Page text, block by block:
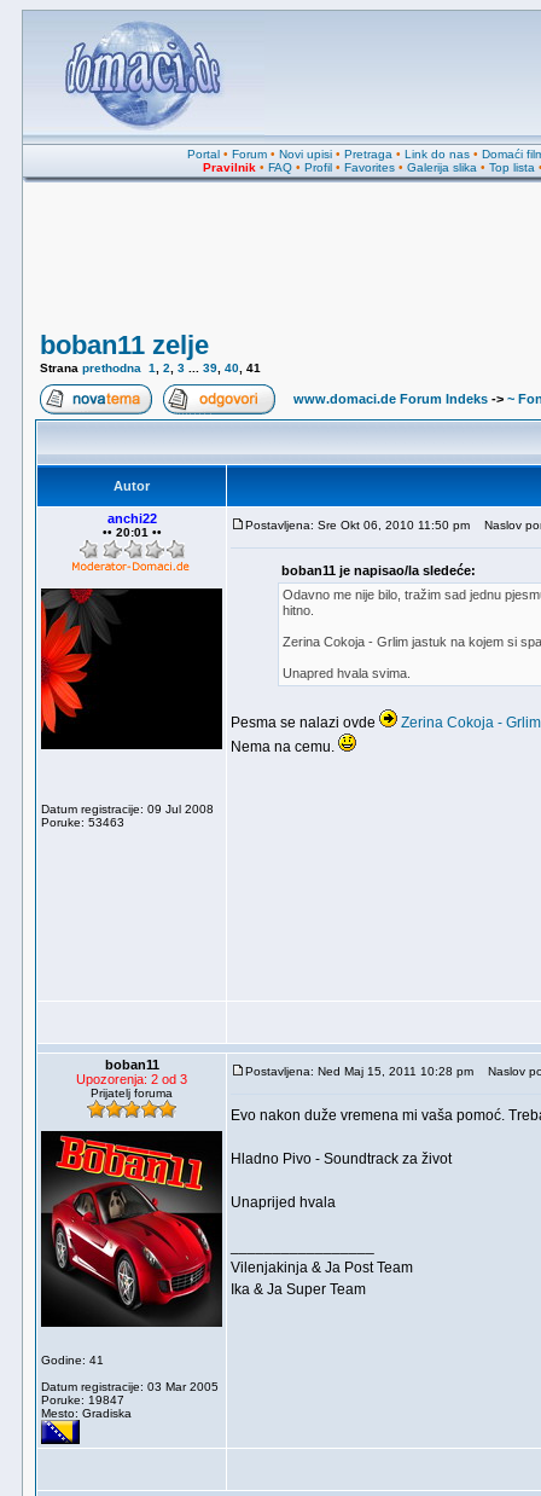
Portal• Forum• Novi upisi• Pretraga • Link do nas• Domaći
Pravilnik • FAQ • Profil • Favorites • Galerija slika • Top lista
boban11 zelje
Strana prethodna 1 2 3 39 40 41
www.domaci.de Forum Indeks -> ~
Autor
anchi22
•• 20:01 ••
Datum registracije: 09 Jul 2008
Poruke: 53463
Postavljena: Sre Okt 06, 2010 11:50 pm Naslov
boban11 je napisao/la sledeće:
Odavno me nije bilo, tražim sad jednu
hitno.
Zerina Cokoja - Grlim jastuk na kojem si
Unapred hvala svima.
Pesma se nalazi ovde
Zerina Cokoja -
Nema na cemu.
boban11
Upozorenja: 2 od 3
Prijatelj foruma
Godine: 41
Datum registracije: 03 Mar 2005
Poruke: 19847
Mesto: Gradiska
Postavljena: Ned Maj 15, 2011 10:28 pm Naslov
Evo nakon duže vremena mi vaša pomoć.
Hladno Pivo - Soundtrack za život
Unaprijed hvala
Vilenjakinja & Ja Post Team
Ika & Ja Super Team